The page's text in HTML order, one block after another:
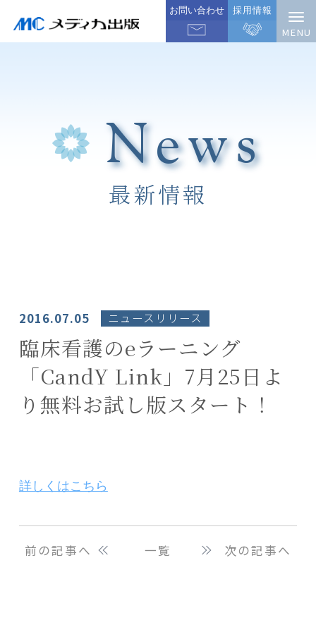
お問い合わせ 採用情報
News
最新情報
2016.07.05 ニュースリリース
臨床看護のeラーニング
「CandY Link」7月25日よ
り無料お試し版スタート！
詳しくはこちら
前の記事へ 一覧 次の記事へ